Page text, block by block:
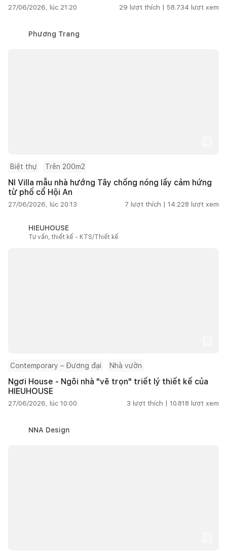
27/06/2026, lúc 21:20 29 lượt thích | 58.734 lượt xem
Phương Trang
Biệt thự Trên 200m2
NI Villa mẫu nhà hướng Tây chống nóng lấy cảm hứng
từ phố cổ Hội An
27/06/2026, lúc 20:13 7 lượt thích | 14.228 lượt xem
HIEUHOUSE
Tư vấn, thiết kế - KTS/Thiết kế
Contemporary – Đương đại Nhà vườn
Ngơi House - Ngôi nhà "vẽ trọn" triết lý thiết kế của
HIEUHOUSE
27/06/2026, lúc 10:00 3 lượt thích | 10.818 lượt xem
NNA Design